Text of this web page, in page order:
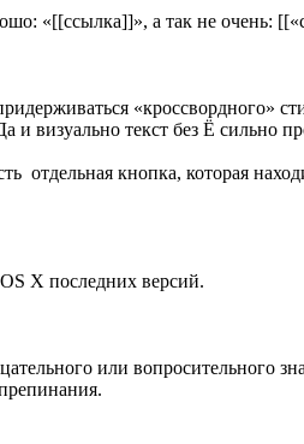
«[[ссылка]]», а так не очень:
«кроссвордного»
визуально текст без Ё сильно
отдельная кнопка, которая
X последних версий.
или вопросительного